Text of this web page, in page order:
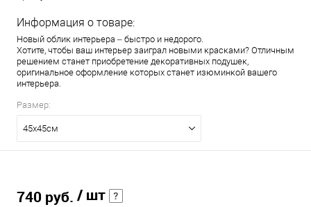
Информация о товаре:
Новый облик интерьера – быстро и недорого.
Хотите, чтобы ваш интерьер заиграл новыми красками? Отличным
решением станет приобретение декоративных подушек,
оригинальное оформление которых станет изюминкой вашего
интерьера.
Размер:
45х45см
740 руб. / шт